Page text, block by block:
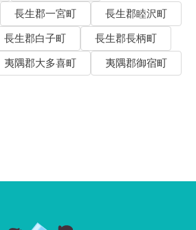
長生郡一宮町
長生郡睦沢町
長生郡白子町
長生郡長柄町
夷隅郡大多喜町
夷隅郡御宿町